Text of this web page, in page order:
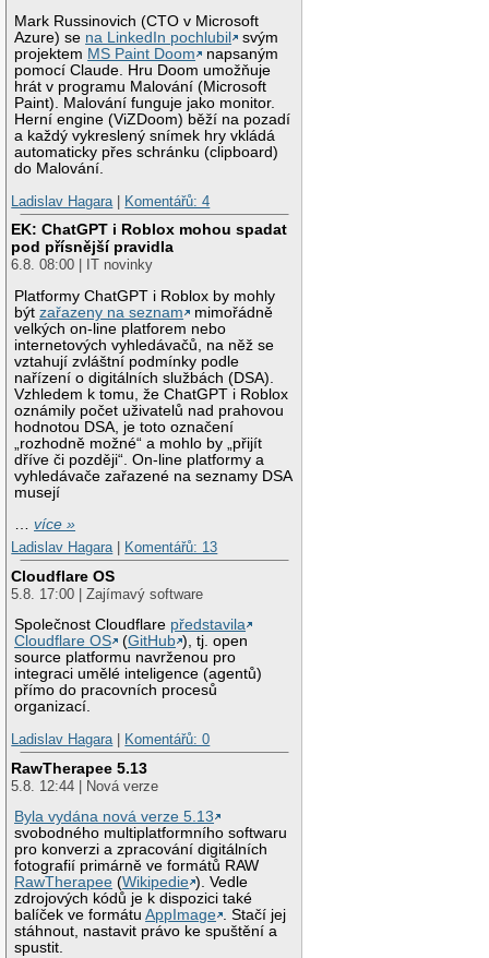
Mark Russinovich (CTO v Microsoft
Azure) se na LinkedIn pochlubil
svým
projektem MS Paint Doom
napsaným
pomocí Claude. Hru Doom umožňuje
hrát v programu Malování (Microsoft
Paint). Malování funguje jako monitor.
Herní engine (ViZDoom) běží na pozadí
a každý vykreslený snímek hry vkládá
automaticky přes schránku (clipboard)
do Malování.
Ladislav Hagara | Komentářů: 4
EK: ChatGPT i Roblox mohou spadat
pod přísnější pravidla
6.8. 08:00 | IT novinky
Platformy ChatGPT i Roblox by mohly
býtzařazeny na seznam
mimořádně
velkých on-line platforem nebo
internetových vyhledávačů, na něž se
vztahují zvláštní podmínky podle
nařízení o digitálních službách (DSA).
Vzhledem k tomu, že ChatGPT i Roblox
oznámily počet uživatelů nad prahovou
hodnotou DSA, je toto označení
„rozhodně možné“ a mohlo by „přijít
dříve či později“. On-line platformy a
vyhledávače zařazené na seznamy DSA
musejí
…více »
Ladislav Hagara| Komentářů: 13
Cloudflare OS
5.8. 17:00 | Zajímavý software
Společnost Cloudflare představila
Cloudflare OS
(GitHub ), tj. open
source platformu navrženou pro
integraci umělé inteligence (agentů)
přímo do pracovních procesů
organizací.
Ladislav Hagara| Komentářů: 0
RawTherapee 5.13
5.8. 12:44 | Nová verze
Byla vydána nová verze 5.13
svobodného multiplatformního softwaru
pro konverzi a zpracování digitálních
fotografií primárně ve formátů RAW
RawTherapee (Wikipedie ). Vedle
zdrojových kódů je k dispozici také
balíček ve formátuAppImage . Stačí jej
stáhnout, nastavit právo ke spuštění a
spustit.